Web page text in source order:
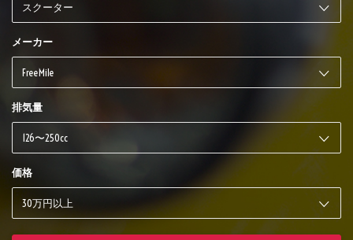
メーカー
排気量
価格